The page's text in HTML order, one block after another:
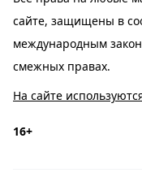
сайте, защищены в
международным
смежных правах.
На сайте
16+